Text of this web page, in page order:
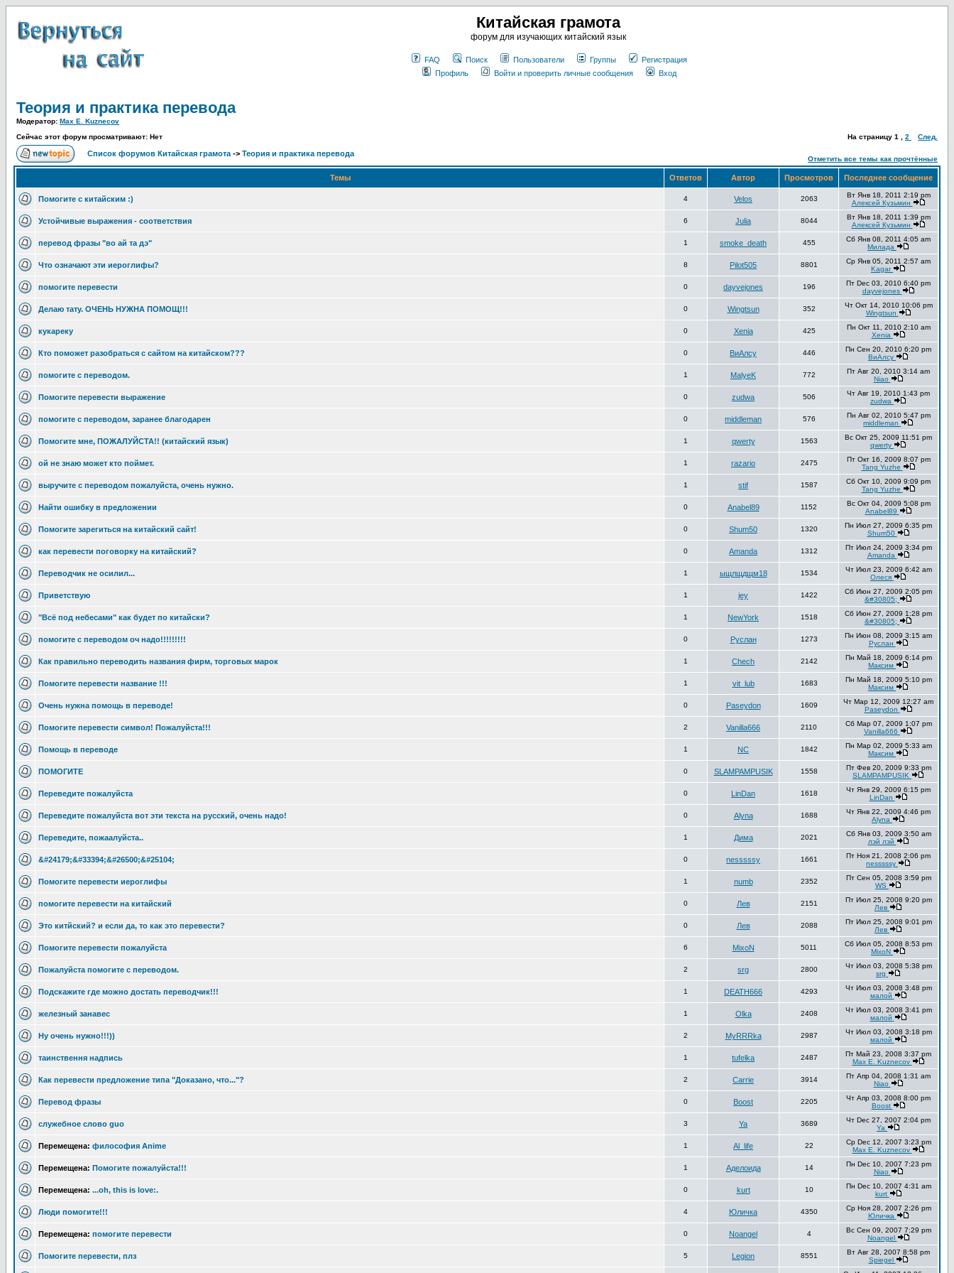
Китайская грамота
форум для изучающих китайский язык
FAQ Поиск Пользователи Группы
Регистрация
Профиль
Войти и проверить личные сообщения Вход
Теория и практика перевода
Модератор: Max E. Kuznecov
Сейчас этот форум просматривают: Нет
На страницу 1 2 След.
Список форумов Китайская грамота -> Теория и практика перевода
Отметить все темы как прочтённые
Темы Ответов Автор Просмотров Последнее сообщение
Помогите с китайским :) 4 Velos 2063
Вт Янв 18, 2011 2:19 pm
Алексей Кузьмин
Устойчивые выражения - соответствия 6 Julia 8044
Вт Янв 18, 2011 1:39 pm
Алексей Кузьмин
перевод фразы "во ай та дэ" 1 smoke_death 455
Сб Янв 08, 2011 4:05 am
Милада
Что означают эти иероглифы? 8 Pilot505 8801
Ср Янв 05, 2011 2:57 am
Kagar
помогите перевести 0 dayvejones 196
Пт Dec 03, 2010 6:40 pm
dayvejones
Делаю тату. ОЧЕНЬ НУЖНА ПОМОЩ!!! 0 Wingtsun 352
Чт Окт 14, 2010 10:06 pm
Wingtsun
кукареку 0 Xenia 425
Пн Окт 11, 2010 2:10 am
Xenia
Кто поможет разобраться с сайтом на китайском??? 0 ВиАлсу 446
Пн Сен 20, 2010 6:20 pm
ВиАлсу
помогите с переводом. 1 MalyeK 772
Пт Авг 20, 2010 3:14 am
Niao
Помогите перевести выражение 0 zudwa 506
Чт Авг 19, 2010 1:43 pm
zudwa
помогите с переводом, заранее благодарен 0 middleman 576
Пн Авг 02, 2010 5:47 pm
middleman
Помогите мне, ПОЖАЛУЙСТА!! (китайский язык) 1 qwerty 1563
Вс Окт 25, 2009 11:51 pm
qwerty
ой не знаю может кто поймет. 1 razario 2475
Пт Окт 16, 2009 8:07 pm
Tang Yuzhe
выручите с переводом пожалуйста, очень нужно. 1 stif 1587
Сб Окт 10, 2009 9:09 pm
Tang Yuzhe
Найти ошибку в предложении 0 Anabel89 1152
Вс Окт 04, 2009 5:08 pm
Anabel89
Помогите зарегиться на китайский сайт! 0 Shum50 1320
Пн Июл 27, 2009 6:35 pm
Shum50
как перевести поговорку на китайский? 0 Amanda 1312
Пт Июл 24, 2009 3:34 pm
Amanda
Переводчик не осилил... 1 ыщлщдщм18 1534
Чт Июл 23, 2009 6:42 am
Олеся
Приветствую 1 jey 1422
Сб Июн 27, 2009 2:05 pm
&#30805;
"Всё под небесами" как будет по китайски? 1 NewYork 1518
Сб Июн 27, 2009 1:28 pm
&#30805;
помогите с переводом оч надо!!!!!!!!! 0 Руслан 1273
Пн Июн 08, 2009 3:15 am
Руслан
Как правильно переводить названия фирм, торговых марок 1 Chech 2142
Пн Май 18, 2009 6:14 pm
Максим
Помогите перевести название !!! 1 vit_lub 1683
Пн Май 18, 2009 5:10 pm
Максим
Очень нужна помощь в переводе! 0 Paseydon 1609
Чт Мар 12, 2009 12:27 am
Paseydon
Помогите перевести символ! Пожалуйста!!! 2 Vanilla666 2110
Сб Мар 07, 2009 1:07 pm
Vanilla666
Помощь в переводе 1 NC 1842
Пн Мар 02, 2009 5:33 am
Максим
ПОМОГИТЕ 0 SLAMPAMPUSIK 1558
Пт Фев 20, 2009 9:33 pm
SLAMPAMPUSIK
Переведите пожалуйста 0 LinDan 1618
Чт Янв 29, 2009 6:15 pm
LinDan
Переведите пожалуйста вот эти текста на русский, очень надо! 0 Alyna 1688
Чт Янв 22, 2009 4:46 pm
Alyna
Переведите, пожаалуйста.. 1 Дима 2021
Сб Янв 03, 2009 3:50 am
лэй лэй
&#24179;&#33394;&#26500;&#25104; 0 nesssssy 1661
Пт Ноя 21, 2008 2:06 pm
nesssssy
Помогите перевести иероглифы 1 numb 2352
Пт Сен 05, 2008 3:59 pm
WS
помогите перевести на китайский 0 Лев 2151
Пт Июл 25, 2008 9:20 pm
Лев
Это китйский? и если да, то как это перевести? 0 Лев 2088
Пт Июл 25, 2008 9:01 pm
Лев
Помогите перевести пожалуйста 6 MixoN 5011
Сб Июл 05, 2008 8:53 pm
MixoN
Пожалуйста помогите с переводом. 2 srg 2800
Чт Июл 03, 2008 5:38 pm
srg
Подскажите где можно достать переводчик!!! 1 DEATH666 4293
Чт Июл 03, 2008 3:48 pm
малой
железный занавес 1 Olka 2408
Чт Июл 03, 2008 3:41 pm
малой
Ну очень нужно!!!)) 2 MyRRRka 2987
Чт Июл 03, 2008 3:18 pm
малой
таинствення надпись 1 tufelka 2487
Пт Май 23, 2008 3:37 pm
Max E. Kuznecov
Как перевести предложение типа "Доказано, что..."? 2 Carrie 3914
Пт Апр 04, 2008 1:31 am
Niao
Перевод фразы 0 Boost 2205
Чт Апр 03, 2008 8:00 pm
Boost
служебное слово guo 3 Ya 3689
Чт Dec 27, 2007 2:04 pm
Ya
Перемещена: философия Anime 1 Al_life 22
Ср Dec 12, 2007 3:23 pm
Max E. Kuznecov
Перемещена: Помогите пожалуйста!!! 1 Аделоида 14
Пн Dec 10, 2007 7:23 pm
Niao
Перемещена: ...oh, this is love:. 0 kurt 10
Пн Dec 10, 2007 4:31 am
kurt
Люди помогите!!! 4 Юличка 4350
Ср Ноя 28, 2007 2:26 pm
Юличка
Перемещена: помогите перевести 0 Noangel 4
Вс Сен 09, 2007 7:29 pm
Noangel
Помогите перевести, плз 5 Legion 8551
Вт Авг 28, 2007 8:58 pm
Spiegel